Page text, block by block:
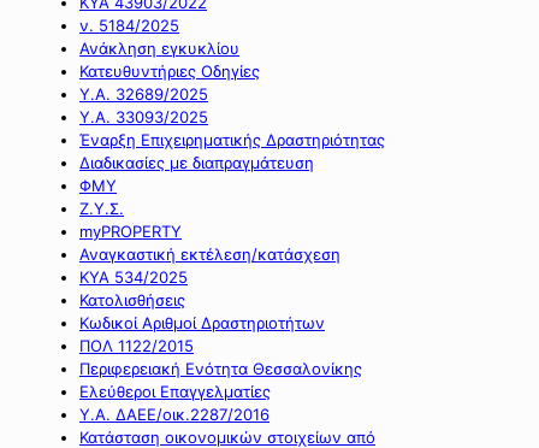
ν. 5184/2025
Ανάκληση εγκυκλίου
Κατευθυντήριες Οδηγίες
Υ.Α. 32689/2025
Υ.Α. 33093/2025
Έναρξη Επιχειρηματικής Δραστηριότητας
Διαδικασίες με διαπραγμάτευση
ΦΜΥ
Ζ.Υ.Σ.
myPROPERTY
Αναγκαστική εκτέλεση/κατάσχεση
ΚΥΑ 534/2025
Κατολισθήσεις
Κωδικοί Αριθμοί Δραστηριοτήτων
ΠΟΛ 1122/2015
Περιφερειακή Ενότητα Θεσσαλονίκης
Ελεύθεροι Επαγγελματίες
Υ.Α. ΔΑΕΕ/οικ.2287/2016
Κατάσταση οικονομικών στοιχείων από